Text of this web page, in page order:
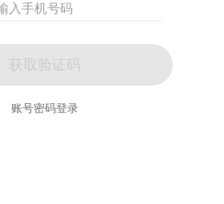
获取验证码
账号密码登录